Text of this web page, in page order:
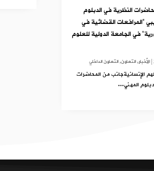
النظرية في الدبلوم
“المرافعات القضائية في
في الجامعة الدولية للعلوم
|الأخبار,التعاون,التعاون الداخلي
الإنسانيةجانب من المحاضرات
المهني...